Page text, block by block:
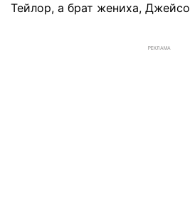
Тейлор, а брат жениха,
РЕКЛАМА